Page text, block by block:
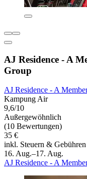
AJ Residence - A
Group
AJ Residence - A
Kampung Air
9,6/10
Außergewöhnlich
(10 Bewertungen)
35 €
inkl. Steuern & Gebühren
16. Aug.–17. Aug.
AJ Residence - A